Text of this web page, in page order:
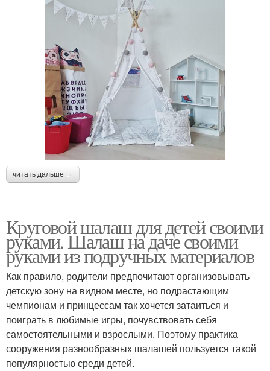
читать дальше →
Круговой шалаш для детей своими
руками. Шалаш на даче своими
руками из подручных материалов
Как правило, родители предпочитают организовывать
детскую зону на видном месте, но подрастающим
чемпионам и принцессам так хочется затаиться и
поиграть в любимые игры, почувствовать себя
самостоятельными и взрослыми. Поэтому практика
сооружения разнообразных шалашей пользуется такой
популярностью среди детей.